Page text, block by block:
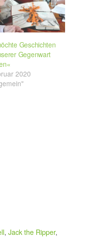
Geschichten
Gegenwart
2020
, Jack the Ripper,